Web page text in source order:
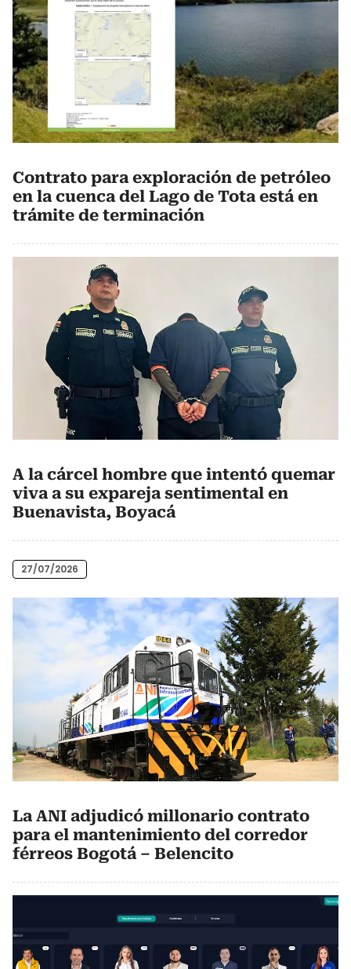
Contrato para exploración de petróleo
en la cuenca del Lago de Tota está en
trámite de terminación
A la cárcel hombre que intentó quemar
viva a su expareja sentimental en
Buenavista, Boyacá
27/07/2026
La ANI adjudicó millonario contrato
para el mantenimiento del corredor
férreos Bogotá – Belencito